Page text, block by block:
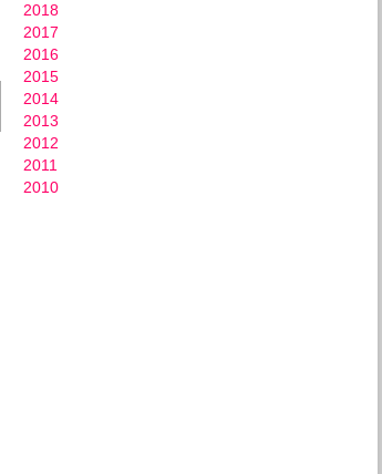
2018
2017
2016
2015
2014
2013
2012
2011
2010